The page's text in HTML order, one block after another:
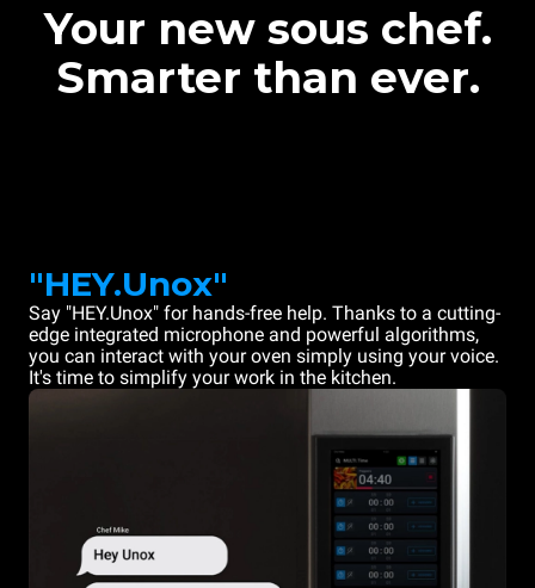
Your new sous chef.
Smarter than ever.
"HEY.Unox"
Say "HEY.Unox" for hands-free help. Thanks to a cutting-
edge integrated microphone and powerful algorithms,
you can interact with your oven simply using your voice.
It's time to simplify your work in the kitchen.